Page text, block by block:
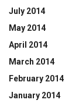
July 2014
May 2014
April 2014
March 2014
February 2014
January 2014